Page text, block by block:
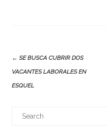
Post
navigation
← SE BUSCA CUBRIR DOS
VACANTES LABORALES EN
ESQUEL